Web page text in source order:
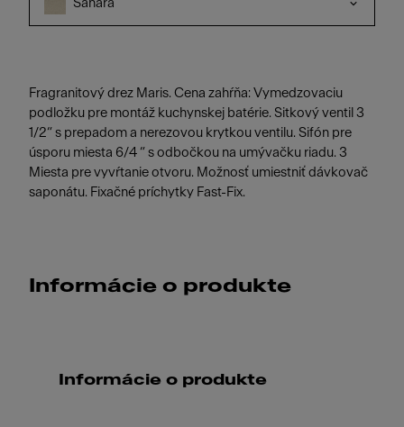
Sahara
Fragranitový drez Maris. Cena zahŕňa: Vymedzovaciu
podložku pre montáž kuchynskej batérie. Sitkový ventil 3
1/2“ s prepadom a nerezovou krytkou ventilu. Sifón pre
úsporu miesta 6/4 “ s odbočkou na umývačku riadu. 3
Miesta pre vyvŕtanie otvoru. Možnosť umiestniť dávkovač
saponátu. Fixačné príchytky Fast-Fix.
Informácie o produkte
Informácie o produkte